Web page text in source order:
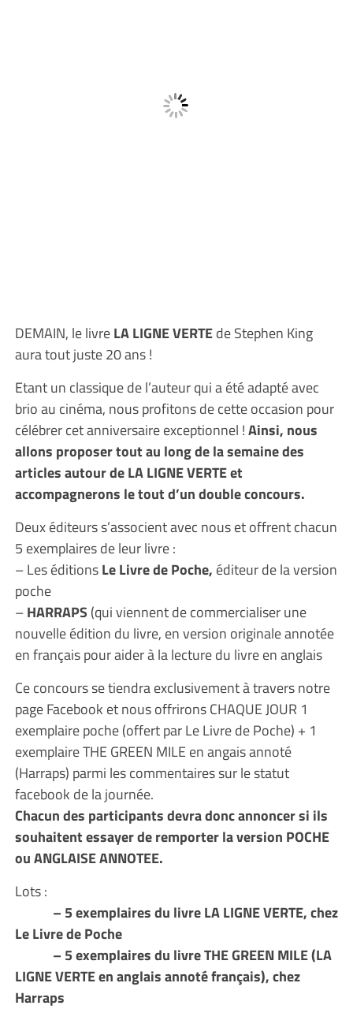
DEMAIN, le livreLA LIGNE VERTEde Stephen King
aura tout juste 20 ans !
Etant un classique de l’auteur qui a été adapté avec
brio au cinéma, nous profitons de cette occasion pour
célébrer cet anniversaire exceptionnel !Ainsi, nous
allons proposer tout au long de la semaine des
articles autour de LA LIGNE VERTE et
accompagnerons le tout d’un double concours.
Deux éditeurs s’associent avec nous et offrent chacun
5 exemplaires de leur livre :
– Les éditionsLe Livre de Poche, éditeur de la version
poche
–HARRAPS (qui viennent de commercialiser une
nouvelle édition du livre, en version originale annotée
en français pour aider à la lecture du livre en anglais
Ce concours se tiendra exclusivement à travers notre
page Facebook et nous offrirons CHAQUE JOUR 1
exemplaire poche (offert par Le Livre de Poche) + 1
exemplaire THE GREEN MILE en angais annoté
(Harraps) parmi les commentaires sur le statut
facebook de la journée.
Chacun des participants devra donc annoncer si ils
souhaitent essayer de remporter la version POCHE
ou ANGLAISE ANNOTEE.
Lots :
– 5 exemplaires du livre LA LIGNE VERTE, chez
Le Livre de Poche
– 5 exemplaires du livre THE GREEN MILE (LA
LIGNE VERTE en anglais annoté français), chez
Harraps